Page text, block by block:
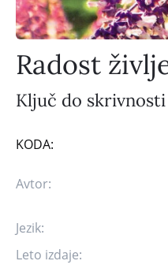
Radost
Ključ do
KODA:
Avtor:
Jezik:
Leto izdaje: